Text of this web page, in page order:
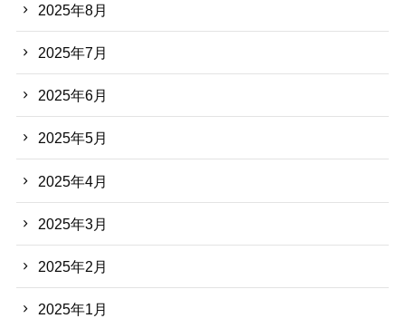
2025年8月
2025年7月
2025年6月
2025年5月
2025年4月
2025年3月
2025年2月
2025年1月